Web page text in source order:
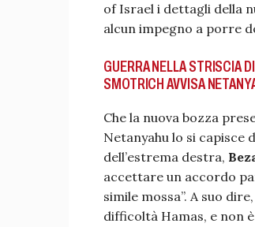
of Israel i dettagli della
alcun impegno a porre
GUERRA NELLA STRISCIA
SMOTRICH AVVISA
Che la nuova bozza
Netanyahu lo si capisce
dell’estrema destra,
accettare un accordo
simile mossa”. A suo
difficoltà Hamas, e non